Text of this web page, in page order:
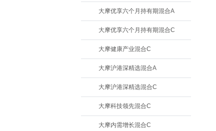
大摩优享六个月持有期混合A
大摩优享六个月持有期混合C
大摩健康产业混合C
大摩沪港深精选混合A
大摩沪港深精选混合C
大摩科技领先混合C
大摩内需增长混合C